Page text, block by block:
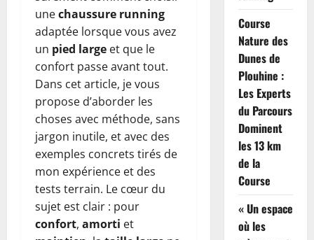
unechaussure running
adaptée lorsque vous avez
un pied large et que le
confort passe avant tout.
Dans cet article, je vous
propose d’aborder les
choses avec méthode, sans
jargon inutile, et avec des
exemples concrets tirés de
mon expérience et des
tests terrain. Le cœur du
sujet est clair : pour
confort, amorti et
Course
Nature des
Dunes de
Plouhine :
Les Experts
du Parcours
Dominent
les 13 km
de la
Course
« Un espace
où les